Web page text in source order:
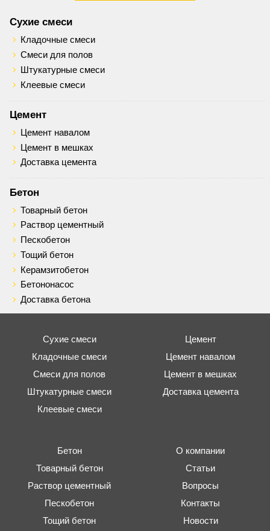
Сухие смеси
Кладочные смеси
Смеси для полов
Штукатурные смеси
Клеевые смеси
Цемент
Цемент навалом
Цемент в мешках
Доставка цемента
Бетон
Товарный бетон
Раствор цементный
Пескобетон
Тощий бетон
Керамзитобетон
Бетононасос
Доставка бетона
Сухие смеси
Кладочные смеси
Смеси для полов
Штукатурные смеси
Клеевые смеси
Цемент
Цемент навалом
Цемент в мешках
Доставка цемента
Бетон
Товарный бетон
Раствор цементный
Пескобетон
Тощий бетон
О компании
Статьи
Вопросы
Контакты
Новости